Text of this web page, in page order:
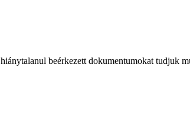
beérkezett dokumentumokat tudjuk